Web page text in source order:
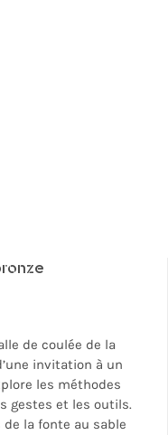
de coulée de la
invitation à un
les méthodes
gestes et les outils.
la fonte au sable